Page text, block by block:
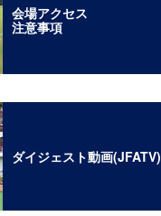
会場アクセス
注意事項
ダイジェスト動画(JFATV)